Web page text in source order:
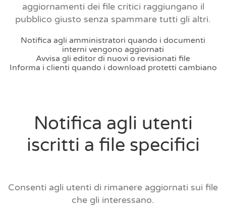
aggiornamenti dei file critici raggiungano il
pubblico giusto senza spammare tutti gli altri.
Notifica agli amministratori quando i documenti
interni vengono aggiornati
Avvisa gli editor di nuovi o revisionati file
Informa i clienti quando i download protetti cambiano
Notifica agli utenti
iscritti a file specifici
Consenti agli utenti di rimanere aggiornati sui file
che gli interessano.